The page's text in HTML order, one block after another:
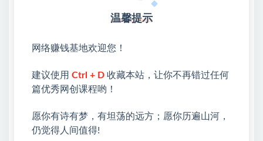
❤本站：本站整合多方资源站，主要面向互联网创业
❤能助您：找项目 + 低成本创业 + 减少信息差 + 见识
各种项目 + 提升网创认知。
开启网络之门，广受好评！
❤如果您也依存于互联网，欢迎加入本站会员，将尽
温馨提示
网络赚钱基地欢迎您！
建议使用 Ctrl + D 收藏本站，让你不再错过任何
篇优秀网创课程哟！
愿你有诗有梦，有坦荡的远方；愿你历遍山河，
仍觉得人间值得!